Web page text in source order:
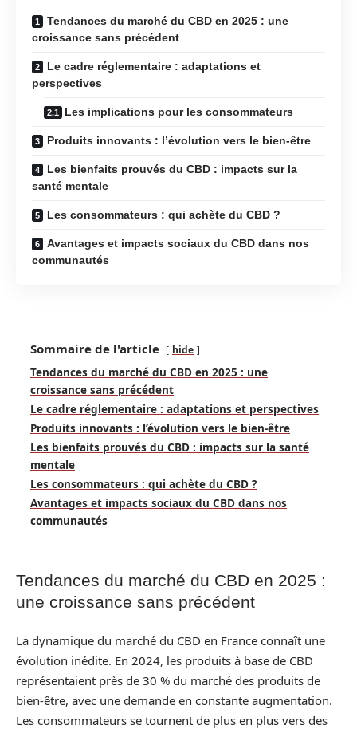
Tendances du marché du CBD en 2025 : une
croissance sans précédent
Le cadre réglementaire : adaptations et
perspectives
Les implications pour les consommateurs
Produits innovants : l’évolution vers le bien-être
Les bienfaits prouvés du CBD : impacts sur la
santé mentale
Les consommateurs : qui achète du CBD ?
Avantages et impacts sociaux du CBD dans nos
communautés
Sommaire de l'article hide
Tendances du marché du CBD en 2025 : une
croissance sans précédent
Le cadre réglementaire : adaptations et perspectives
Produits innovants : l’évolution vers le bien-être
Les bienfaits prouvés du CBD : impacts sur la santé
mentale
Les consommateurs : qui achète du CBD ?
Avantages et impacts sociaux du CBD dans nos
communautés
Tendances du marché du CBD en 2025 :
une croissance sans précédent
La dynamique du marché du CBD en France connaît une
évolution inédite. En 2024, les produits à base de CBD
représentaient près de 30 % du marché des produits de
bien-être, avec une demande en constante augmentation.
Les consommateurs se tournent de plus en plus vers des